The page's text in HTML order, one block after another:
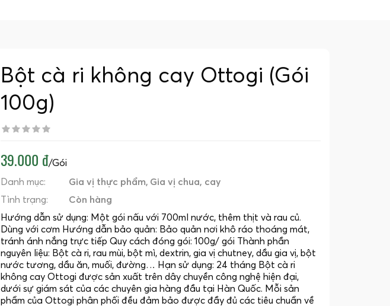
Bột cà ri không cay Ottogi (Gói
100g)
39.000 đ/Gói
Danh mục:
Gia vị thực phẩm Gia vị chua, cay
Tình trạng:
Còn hàng
Hướng dẫn sử dụng: Một gói nấu với 700ml nước, thêm thịt và rau củ.
Dùng với cơm Hướng dẫn bảo quản: Bảo quản nơi khô ráo thoáng mát,
tránh ánh nắng trực tiếp Quy cách đóng gói: 100g/ gói Thành phần
nguyên liệu: Bột cà ri, rau mùi, bột mì, dextrin, gia vị chutney, dầu gia vị, bột
nước tương, dầu ăn, muối, đường… Hạn sử dụng: 24 tháng Bột cà ri
không cay Ottogi được sản xuất trên dây chuyền công nghệ hiện đại,
dưới sự giám sát của các chuyên gia hàng đầu tại Hàn Quốc. Mỗi sản
phẩm của Ottogi phân phối đều đảm bảo được đầy đủ các tiêu chuẩn về